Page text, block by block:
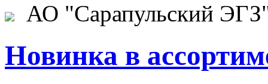
АО "Сарапульский
Новинка в